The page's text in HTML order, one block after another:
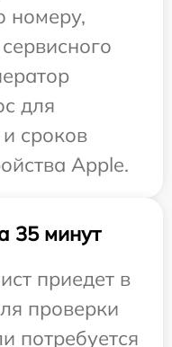
номеру,
для
сроков
Apple.
35 минут
приедет в
проверки
потребуется